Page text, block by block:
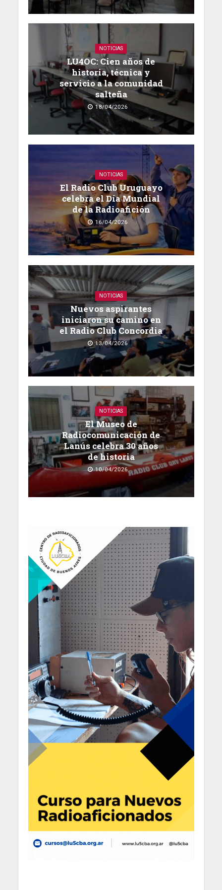
NOTICIAS
LU4OC: Cien años de
historia, técnica y
servicio a la comunidad
salteña
18/04/2026
NOTICIAS
El Radio Club Uruguayo
celebra el Día Mundial
de la Radioafición
16/04/2026
NOTICIAS
Nuevos aspirantes
iniciaron su camino en
el Radio Club Concordia
13/04/2026
NOTICIAS
El Museo de
Radiocomunicación de
Lanús celebra 30 años
de historia
10/04/2026